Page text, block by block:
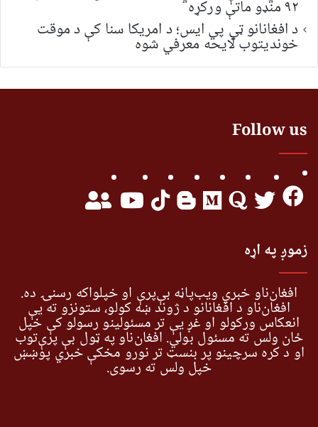
۹۲ منډو ماتې ورکړه
د افغانانو ټي پي ایس؛ د امریکا سنا کې د موقت
خونديتوب لایحه معرفي شوه
Follow us
زموږ په اړه
افغان‌ناو خبري ویب‌پاڼه بې‌پرې او خپلواکه رسنۍ ده.
افغان‌ناو د افغانانو د ژوند ښه کولو، ستونزو ته یې
انعکاس ورکولو او غږ یې تر مسئولینو رسولو کې خپل
ځان ولس ته مسئول بولي. افغان‌ناو په ټول بې پرې‌توب
او د کره سرچینو پر بنسټ تر نورو مخکې خبري پوښښ
خپل ولس ته رسوي.